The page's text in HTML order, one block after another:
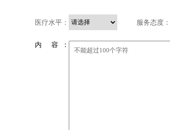
医疗水平： 服务态度：
内 容 ：